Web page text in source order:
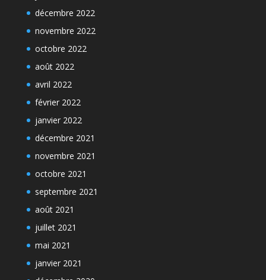
décembre 2022
novembre 2022
octobre 2022
août 2022
avril 2022
février 2022
janvier 2022
décembre 2021
novembre 2021
octobre 2021
septembre 2021
août 2021
juillet 2021
mai 2021
janvier 2021